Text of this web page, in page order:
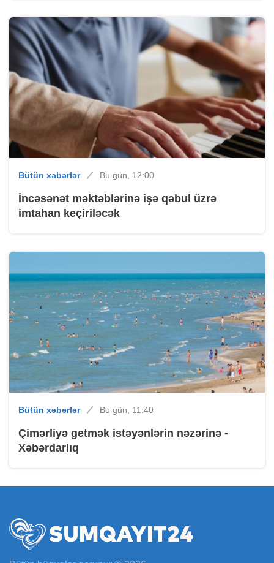
Bütün xəbərlər Bu gün, 12:00
İncəsənət məktəblərinə işə qəbul üzrə
imtahan keçiriləcək
Bütün xəbərlər Bu gün, 11:40
Çimərliyə getmək istəyənlərin nəzərinə -
Xəbərdarlıq